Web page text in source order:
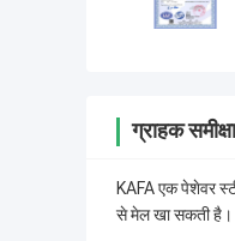
ग्राहक समीक्षा
KAFA एक पेशेवर
से मेल खा सकती है।